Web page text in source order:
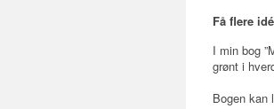
Få flere
I min bog
grønt i
Bogen kan